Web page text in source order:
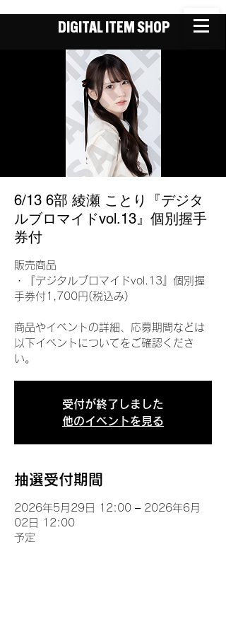
DIGITAL ITEM SHOP
6/13 6部 綾瀬 ことり『デジタ
ルブロマイドvol.13』個別握手
券付
販売商品
・『デジタルブロマイドvol.13』個別握
手券付1,700円(税込み)
商品やイベントの詳細、応募期間などは
以下イベントについてをご確認くださ
い。
受付が終了しました
他のイベントを見る
抽選受付期間
2026年5月29日 12:00 – 2026年6月
02日 12:00
予定